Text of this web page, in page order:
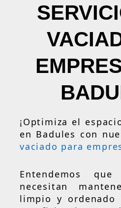
¡Optimiza el
en Badules con
vaciado para
Entendemos
necesitan
limpio y ordenado